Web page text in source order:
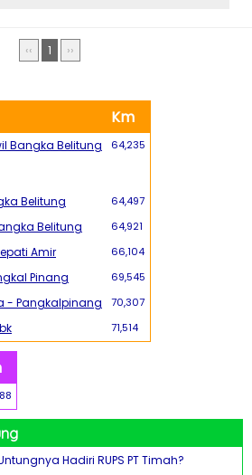
‹‹ 1 ››
Km
Bangka Belitung 64,235
Belitung 64,497
Belitung 64,921
Amir 66,104
Pinang 69,545
- Pangkalpinang 70,307
71,514
Hadiri RUPS PT Timah?